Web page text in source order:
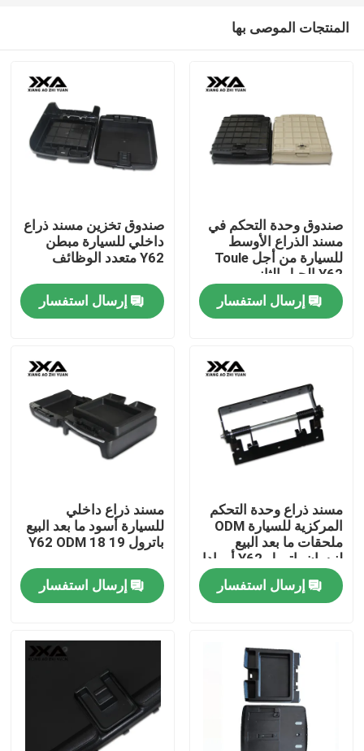
منزل
حول بنا
جولة في المعمل
اتصل بنا
أخبار
مدونات
الجزء الخلفي من السيارة
المنتجات الموصى بها
صندوق وحدة التحكم في
مسند الذراع الأوسط
للسيارة من أجل Toule
Y62 الجيل الثاني
إرسال استفسار
صندوق تخزين مسند ذراع
داخلي للسيارة مبطن
Y62 متعدد الوظائف
إرسال استفسار
مسند ذراع وحدة التحكم
المركزية للسيارة ODM
ملحقات ما بعد البيع
لنيسان باترول Y62 أرمادا
إرسال استفسار
مسند ذراع داخلي
للسيارة أسود ما بعد البيع
باترول Y62 ODM 18 19
إرسال استفسار